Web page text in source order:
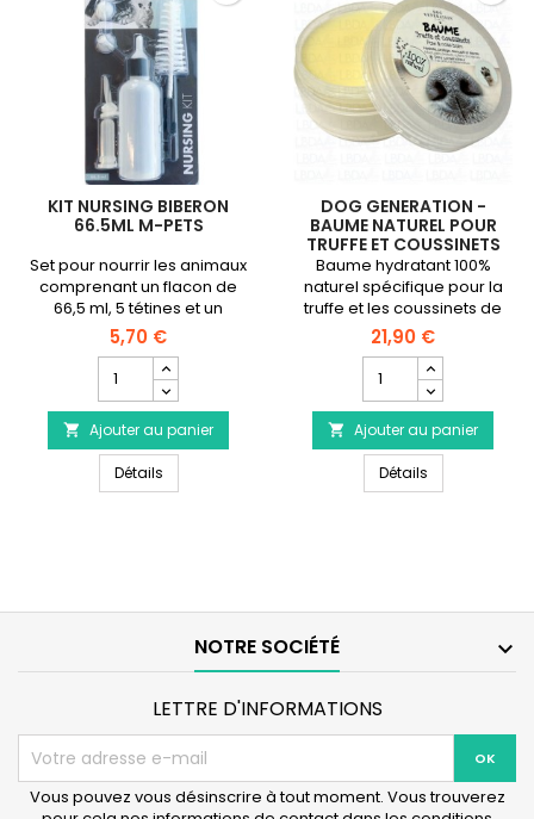
KIT NURSING BIBERON
66.5ML M-PETS
Set pour nourrir les animaux
comprenant un flacon de
66,5 ml, 5 tétines et un
goupillon pour le nettoyage.
5,70 €
quantité
du
produit
Kit
Nursing
Biberon
 Ajouter au panier
DétailsKit Nursing Biberon 66.5ml M-Pets
DOG GENERATION -
BAUME NATUREL POUR
TRUFFE ET COUSSINETS
CANINS
Baume hydratant 100%
naturel spécifique pour la
truffe et les coussinets de
l'animal.
21,90 €
quantité
du
produit
DOG
GENERATION
-
 Ajouter au panier
DétailsDOG
NOTRE SOCIÉTÉ 
LETTRE D'INFORMATIONS
Vous pouvez vous désinscrire à tout moment. Vous trouverez